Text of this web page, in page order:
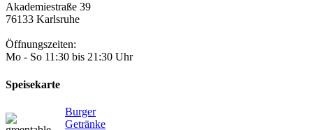
Akademiestraße 39
76133 Karlsruhe
Öffnungszeiten:
Mo - So 11:30 bis 21:30 Uhr
Speisekarte
Burger
Getränke